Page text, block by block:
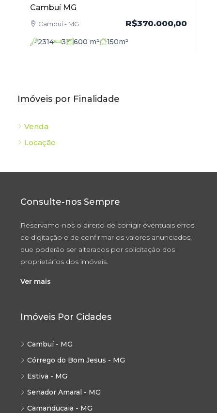
Venda em Cambuí MG
Cambuí - MG R$520.000,00
2136 3 102m²
Imóveis por Finalidade
Venda
Locação
Consulte-nos Sempre
Reservamo-nos o direito de corrigir eventuais erros
de digitação e de confirmar os valores anunciados,
que poderão ser alterados por solicitação dos
proprietários dos imóveis.
Ver mais
Imóveis Por Cidades
Cambuí - MG
Córrego do Bom Jesus - MG
Estiva - MG
Senador Amaral - MG
Camanducaia - MG